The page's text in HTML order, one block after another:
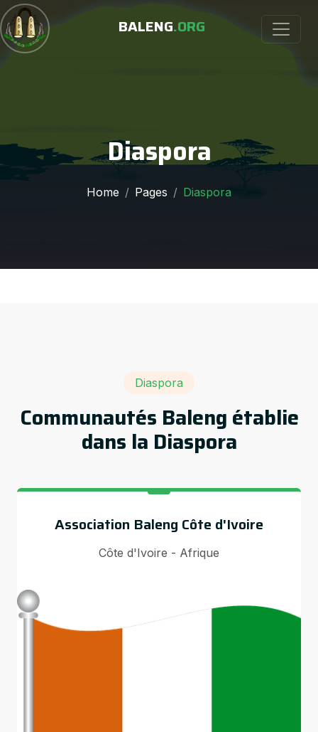
BALENG.ORG
Diaspora
Home Pages Diaspora
Diaspora
Communautés Baleng établie
dans la Diaspora
Association Baleng Côte d'Ivoire
Côte d'Ivoire - Afrique